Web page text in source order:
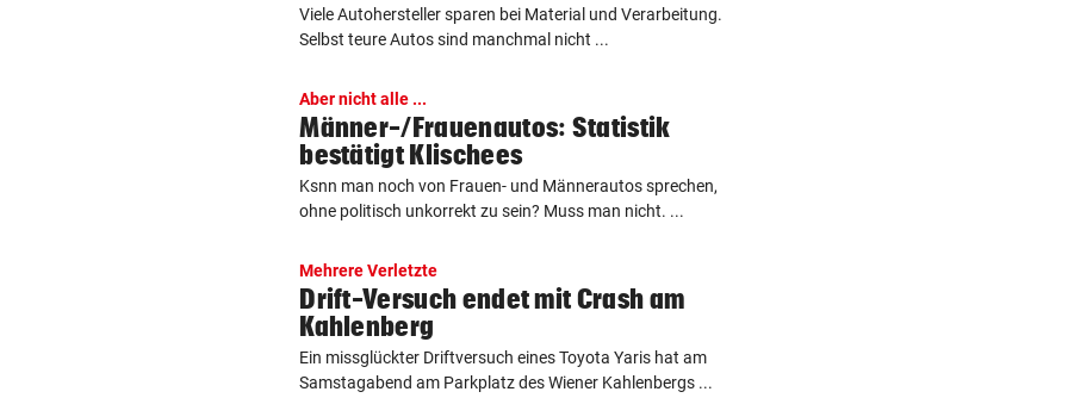
Viele Autohersteller sparen bei Material und Verarbeitung.
Selbst teure Autos sind manchmal nicht ...
Aber nicht alle ...
Männer-/Frauenautos: Statistik
bestätigt Klischees
Ksnn man noch von Frauen- und Männerautos sprechen,
ohne politisch unkorrekt zu sein? Muss man nicht. ...
Mehrere Verletzte
Drift-Versuch endet mit Crash am
Kahlenberg
Ein missglückter Driftversuch eines Toyota Yaris hat am
Samstagabend am Parkplatz des Wiener Kahlenbergs ...